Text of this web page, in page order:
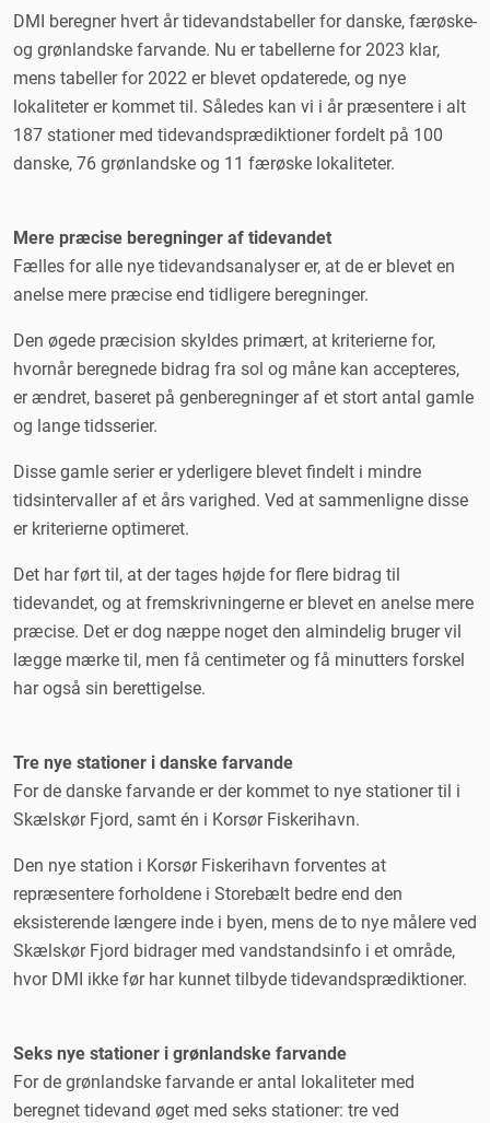
DMI beregner hvert år tidevandstabeller for danske, færøske-
og grønlandske farvande. Nu er tabellerne for 2023 klar,
mens tabeller for 2022 er blevet opdaterede, og nye
lokaliteter er kommet til. Således kan vi i år præsentere i alt
187 stationer med tidevandsprædiktioner fordelt på 100
danske, 76 grønlandske og 11 færøske lokaliteter.
Mere præcise beregninger af tidevandet
Fælles for alle nye tidevandsanalyser er, at de er blevet en
anelse mere præcise end tidligere beregninger.
Den øgede præcision skyldes primært, at kriterierne for,
hvornår beregnede bidrag fra sol og måne kan accepteres,
er ændret, baseret på genberegninger af et stort antal gamle
og lange tidsserier.
Disse gamle serier er yderligere blevet findelt i mindre
tidsintervaller af et års varighed. Ved at sammenligne disse
er kriterierne optimeret.
Det har ført til, at der tages højde for flere bidrag til
tidevandet, og at fremskrivningerne er blevet en anelse mere
præcise. Det er dog næppe noget den almindelig bruger vil
lægge mærke til, men få centimeter og få minutters forskel
har også sin berettigelse.
Tre nye stationer i danske farvande
For de danske farvande er der kommet to nye stationer til i
Skælskør Fjord, samt én i Korsør Fiskerihavn.
Den nye station i Korsør Fiskerihavn forventes at
repræsentere forholdene i Storebælt bedre end den
eksisterende længere inde i byen, mens de to nye målere ved
Skælskør Fjord bidrager med vandstandsinfo i et område,
hvor DMI ikke før har kunnet tilbyde tidevandsprædiktioner.
Seks nye stationer i grønlandske farvande
For de grønlandske farvande er antal lokaliteter med
beregnet tidevand øget med seks stationer: tre ved